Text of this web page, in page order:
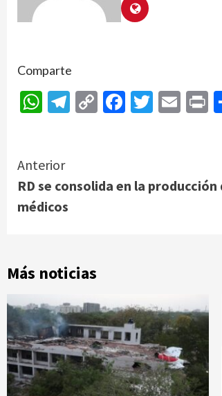
Comparte
WhatsApp
Telegram
CopyFacebook
Continue
Reading
Anterior
RD se consolida en la
médicos
Más noticias